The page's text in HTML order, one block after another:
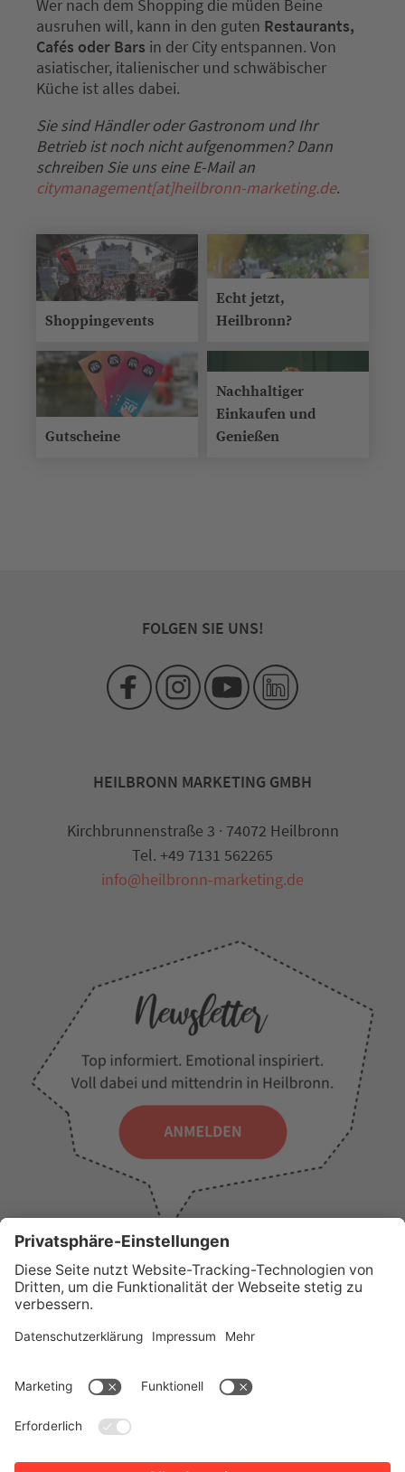
Wer nach dem Shopping die müden Beine
ausruhen will, kann in den guten Restaurants,
Cafés oder Bars in der City entspannen. Von
asiatischer, italienischer und schwäbischer
Küche ist alles dabei.
Sie sind Händler oder Gastronom und Ihr
Betrieb ist noch nicht aufgenommen? Dann
schreiben Sie uns eine E-Mail an
citymanagement[at]heilbronn-marketing.de.
Shoppingevents
Echt jetzt,
Heilbronn?
Gutscheine
Nachhaltiger
Einkaufen und
Genießen
FOLGEN SIE UNS!
WICHTIGE LINKS
PresseWir über unsTourist-Information
Erklärung zur Barrierefreiheit
Impressum
HEILBRONN MARKETING GMBH
Kirchbrunnenstraße 3 · 74072 Heilbronn
Tel. +49 7131 562265
info@heilbronn-marketing.de